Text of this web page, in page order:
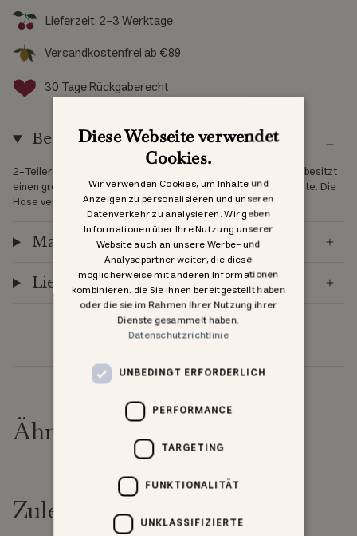
Lieferzeit: 2-3 Werktage
Versandkostenfrei ab €89
30 Tage Rückgaberecht
Beschreibung
2-Teiler aus 100 Prozent weichem Kaschmir. Die Wickelbluse besitzt
einen großen Halsausschnitt und Perlmutterknöpfe an der Seite. Die
Hose verfügt über eine weiche, elastische Taille.
Materialien
Lieferung
Ähnliche Produkte
Zuletzt angesehen
Diese Webseite verwendet
Cookies.
Wir verwenden Cookies, um Inhalte und
Anzeigen zu personalisieren und unseren
Datenverkehr zu analysieren. Wir geben
Informationen über Ihre Nutzung unserer
Website auch an unsere Werbe- und
Analysepartner weiter, die diese
möglicherweise mit anderen Informationen
kombinieren, die Sie ihnen bereitgestellt haben
oder die sie im Rahmen Ihrer Nutzung ihrer
Dienste gesammelt haben.
Datenschutzrichtlinie
UNBEDINGT ERFORDERLICH
PERFORMANCE
TARGETING
FUNKTIONALITÄT
UNKLASSIFIZIERTE